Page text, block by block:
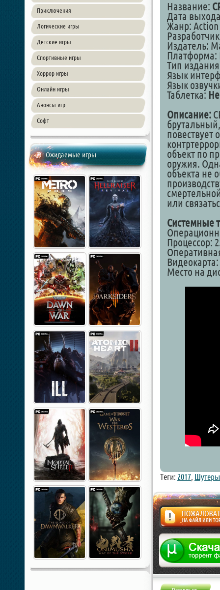
Приключения
Логические игры
Детские игры
Спортивные игры
Хоррор игры
Онлайн игры
Анонсы игр
Софт
Ожидаемые игры
Название:
Дата
Жанр: Action
Издатель:
Платформа:
Тип
Язык
Язык
Таблетка:
Описание:
повествует
объект по
оружия.
объекта не
или
Системные
Процессор:
Место на
Теги: 2017, Шутеры
Жалоба